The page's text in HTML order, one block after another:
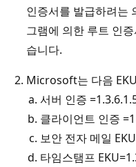
인증서를 발급하려는
그램에 의한 루트 인
습니다.
Microsoft는 다음
서버 인증
클라이언트 인증
보안 전자 메일
타임스탬프